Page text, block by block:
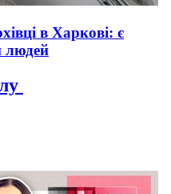
в Харкові: є
людей